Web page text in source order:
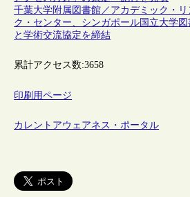
千葉大学附属図書館／アカデミック・リ
ク・センター、シンガポール国立大学図
と学術交流協定を締結
累計アクセス数:3658
印刷用ページ
カレントアウェアネス・ポータル